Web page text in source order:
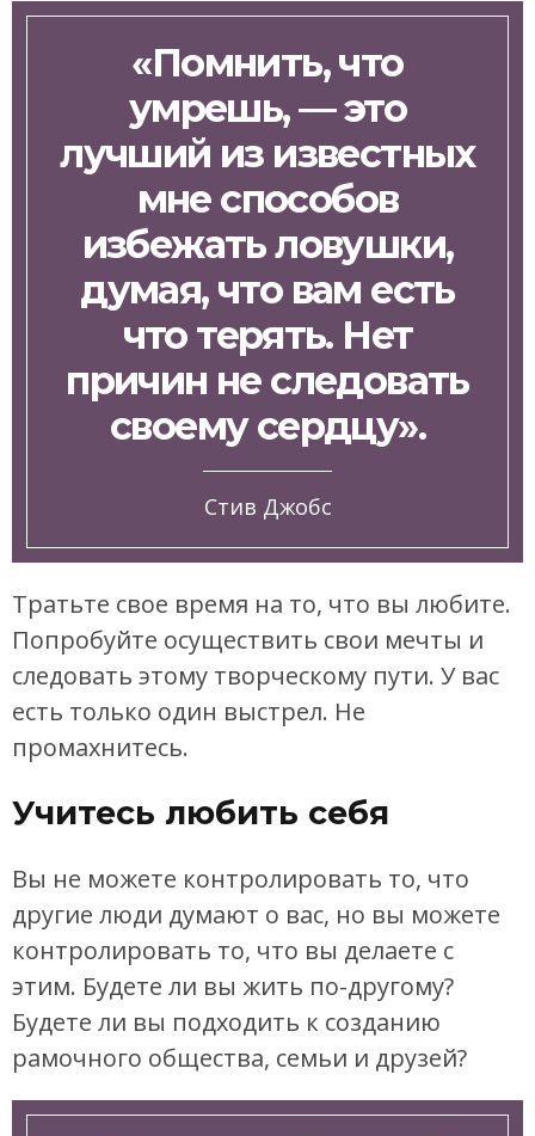
«Помнить, что
умрешь, — это
лучший из известных
мне способов
избежать ловушки,
думая, что вам есть
что терять. Нет
причин не следовать
своему сердцу».
Стив Джобс
Тратьте свое время на то, что вы любите.
Попробуйте осуществить свои мечты и
следовать этому творческому пути. У вас
есть только один выстрел. Не
промахнитесь.
Учитесь любить себя
Вы не можете контролировать то, что
другие люди думают о вас, но вы можете
контролировать то, что вы делаете с
этим. Будете ли вы жить по-другому?
Будете ли вы подходить к созданию
рамочного общества, семьи и друзей?